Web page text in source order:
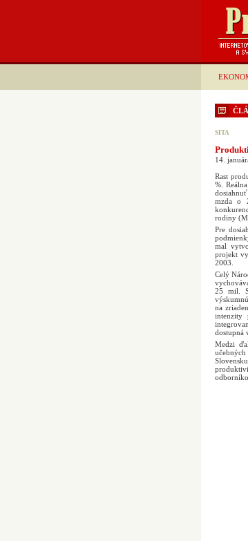
SITA
14.
Rast
%.
mzda o
rodiny
Pre
mal
projekt
2003.
Celý
25 mil.
na
intenzity
dostupná
Medzi